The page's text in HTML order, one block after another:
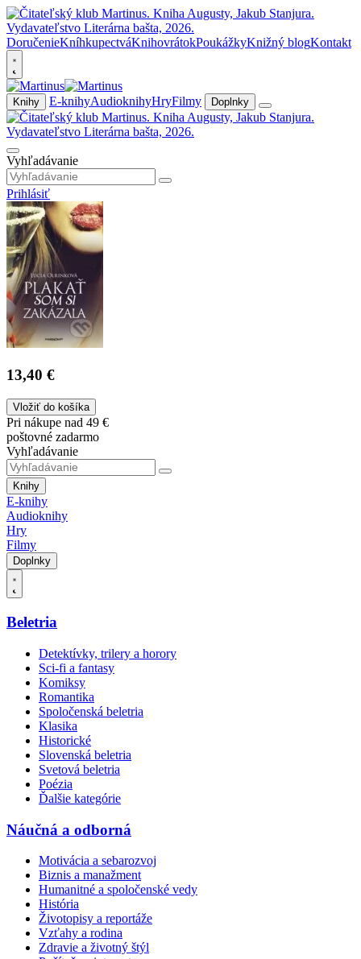
DoručenieKníhkupectváKnihovrátokPoukážkyKnižný blogKontakt
Knihy E-knihyAudioknihyHryFilmy Doplnky
Vyhľadávanie
Prihlásiť
13,40 €
Vložiť do košíka
Pri nákupe nad 49 €
poštovné zadarmo
Vyhľadávanie
Knihy
E-knihy
Audioknihy
Hry
Filmy
Doplnky
Beletria
Detektívky, trilery a horory
Sci-fi a fantasy
Komiksy
Romantika
Spoločenská beletria
Klasika
Historické
Slovenská beletria
Svetová beletria
Poézia
Ďalšie kategórie
Náučná a odborná
Motivácia a sebarozvoj
Biznis a manažment
Humanitné a spoločenské vedy
História
Životopisy a reportáže
Vzťahy a rodina
Zdravie a životný štýl